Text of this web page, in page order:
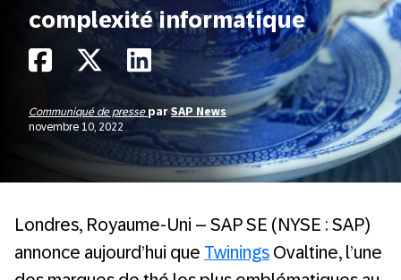
complexité informatique
Communiqué de presse par SAP News
novembre 10, 2022
Londres, Royaume-Uni – SAP SE (NYSE : SAP)
annonce aujourd’hui que Twinings Ovaltine, l’une